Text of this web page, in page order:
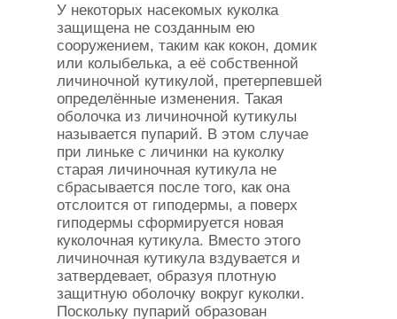
У некоторых насекомых куколка
защищена не созданным ею
сооружением, таким как кокон, домик
или колыбелька, а её собственной
личиночной кутикулой, претерпевшей
определённые изменения. Такая
оболочка из личиночной кутикулы
называется пупарий. В этом случае
при линьке с личинки на куколку
старая личиночная кутикула не
сбрасывается после того, как она
отслоится от гиподермы, а поверх
гиподермы сформируется новая
куколочная кутикула. Вместо этого
личиночная кутикула вздувается и
затвердевает, образуя плотную
защитную оболочку вокруг куколки.
Поскольку пупарий образован